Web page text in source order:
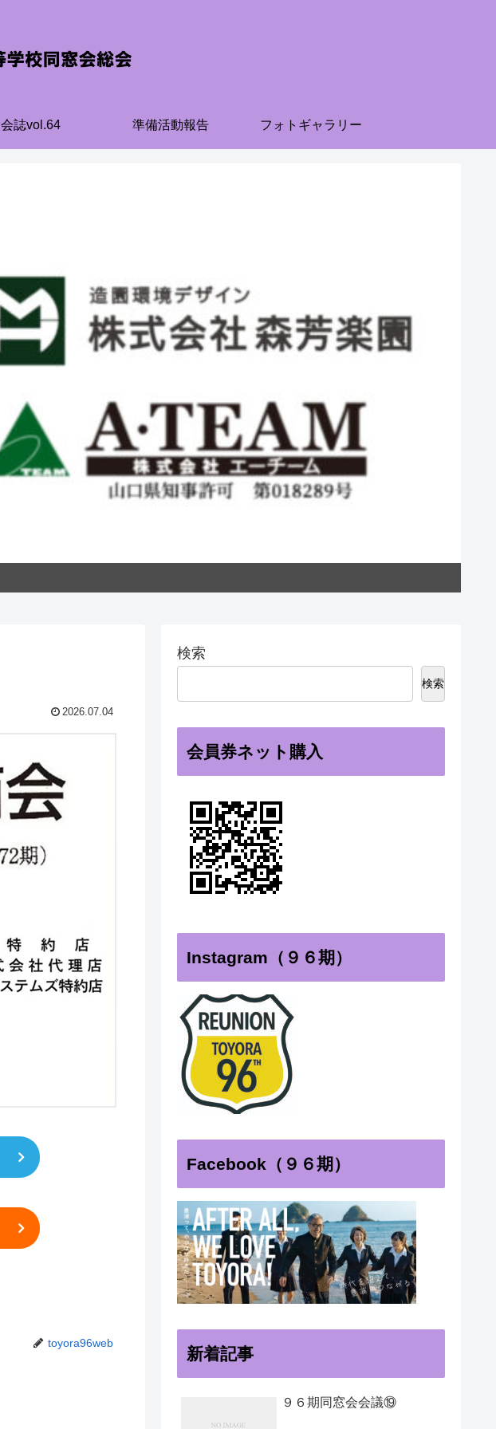
会誌vol.64 準備活動報告 フォトギャラリー
2026.07.04
toyora96web
検索
検索
会員券ネット購入
Instagram（９６期）
Facebook（９６期）
新着記事
９６期同窓会会議⑲